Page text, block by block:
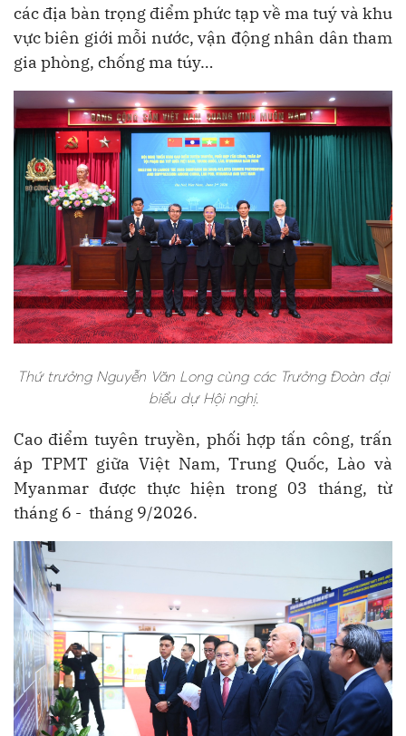
các địa bàn trọng điểm phức tạp về ma tuý và khu
vực biên giới mỗi nước, vận động nhân dân tham
gia phòng, chống ma túy…
Thứ trưởng Nguyễn Văn Long cùng các Trưởng Đoàn đại
biểu dự Hội nghị.
Cao điểm tuyên truyền, phối hợp tấn công, trấn
áp TPMT giữa Việt Nam, Trung Quốc, Lào và
Myanmar được thực hiện trong 03 tháng, từ
tháng 6 - tháng 9/2026.